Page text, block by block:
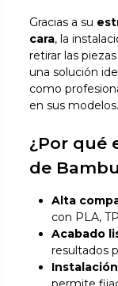
Gracias a su
cara, la
retirar las
una solución
como
en sus modelos.
¿Por qué
de
Alta
con PLA,
Acabado
resultados